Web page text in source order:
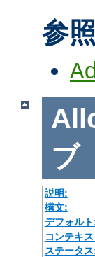
参照
ブ
説明:
構文:
デフォル
コンテキ
ステータ